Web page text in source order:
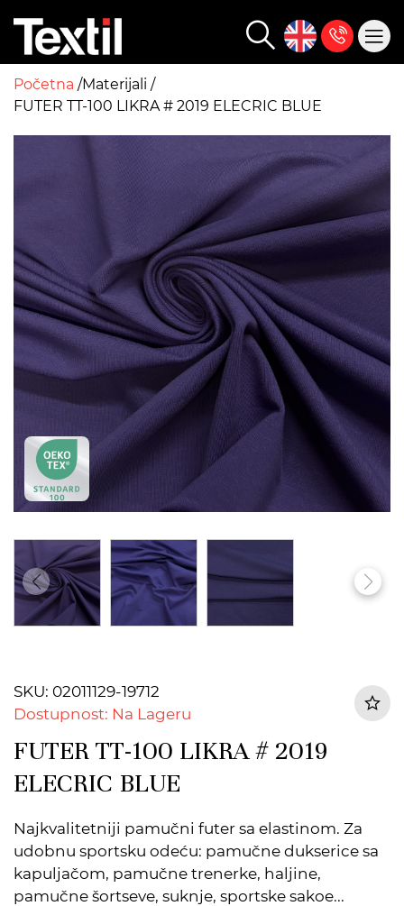
Početna Materijali
FUTER TT-100 LIKRA # 2019 ELECRIC BLUE
SKU: 02011129-19712
Dostupnost: Na Lageru
FUTER TT-100 LIKRA # 2019
ELECRIC BLUE
Najkvalitetniji pamučni futer sa elastinom. Za
udobnu sportsku odeću: pamučne dukserice sa
kapuljačom, pamučne trenerke, haljine,
pamučne šortseve, suknje, sportske sakoe...